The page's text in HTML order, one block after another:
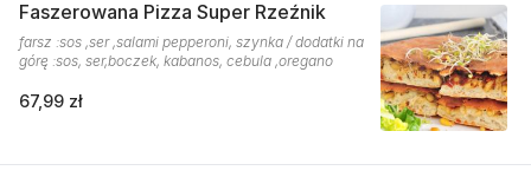
Faszerowana Pizza Super Rzeźnik
farsz :sos ,ser ,salami pepperoni, szynka / dodatki na
górę :sos, ser,boczek, kabanos, cebula ,oregano
67,99 zł